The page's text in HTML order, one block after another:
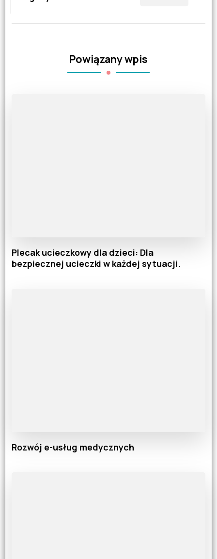
Powiązany wpis
Plecak ucieczkowy dla dzieci: Dla
bezpiecznej ucieczki w każdej sytuacji.
Rozwój e-usług medycznych